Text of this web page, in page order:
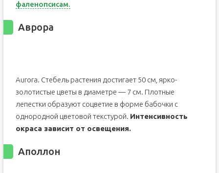
фаленопсисам.
Аврора
Aurora. Стебель растения достигает 50 см, ярко-
золотистые цветы в диаметре — 7 см. Плотные
лепестки образуют соцветие в форме бабочки с
однородной цветовой текстурой. Интенсивность
окраса зависит от освещения.
Аполлон